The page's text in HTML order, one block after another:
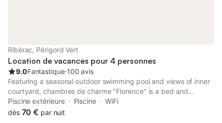
Ribérac, Périgord Vert
Location de vacances pour 4 personnes
9.0Fantastique⋅100 avis
Featuring a seasonal outdoor swimming pool and views of inner
courtyard, chambres de charme "Florence" is a bed and
breakfast situated in a historic building in Ribérac, 20 km from
Bourdeilles Castle.
Piscine extérieure Piscine
WiFi
dès 70 € par nuit